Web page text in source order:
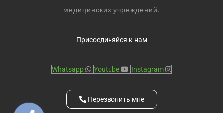
медицинских учреждений.
Присоединяйся к нам
Whatsapp Youtube Instagram
Перезвонить мне